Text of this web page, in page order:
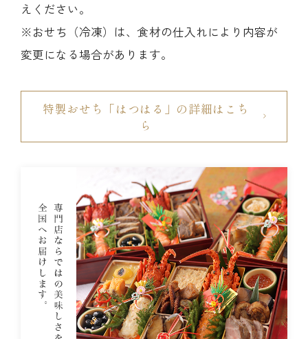
えください。
※おせち（冷凍）は、食材の仕入れにより内容が
変更になる場合があります。
特製おせち「はつはる」の詳細はこち
ら